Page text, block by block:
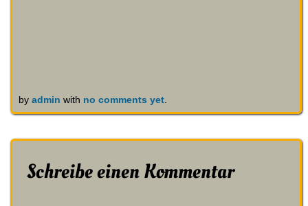
by admin with no comments yet.
Schreibe einen Kommentar